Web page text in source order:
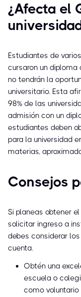
¿Afecta el
Estudiantes de
cursaron un diploma
no tendrán la
universitario. Esta
98% de las
admisión con un
estudiantes deben
para la universidad
materias,
Consejos
Si planeas obtener
solicitar ingreso a
debes considerar
cuenta.
Obtén una
escuela o
como